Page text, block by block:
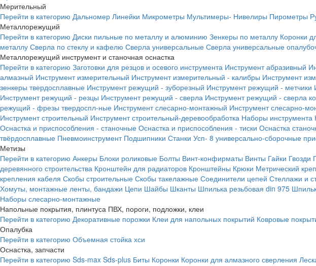
Мерительный
Перейти в категорию Дальномер Линейки Микрометры Мультимеры- Нивелиры Пирометры
Металлорежущий
Перейти в категорию Диски пильные по металлу и алюминию Зенкеры по металлу Коронки
металлу Сверла по стеклу и кафелю Сверла универсальные Сверла универсальные
Металлорежущий инструмент и станочная оснастка
Перейти в категорию Заготовки для резцов и осевого инструмента Инструмент абразивный
алмазный Инструмент измерительный Инструмент измерительный - калибры Инструмент
зенкеры твердосплавные Инструмент режущий - зуборезный Инструмент режущий - метчики
Инструмент режущий - резцы Инструмент режущий - сверла Инструмент режущий - сверла
режущий - фрезы твердоспл-ные Инструмент слесарно-монтажный Инструмент слесарно-
Инструмент строительный Инструмент строительный-деревообработка Наборы инструмента
Оснастка и приспособления - станочные Оснастка и приспособления - тиски Оснастка
твёрдосплавные Пневмоинструмент Подшипники Станки Усп- 8 универсально-сборочные
Метизы
Перейти в категорию Анкеры Блоки роликовые Болты Винт-конфирматы Винты Гайки Гвозди
деревянного строительства Кронштейн для радиаторов Кронштейны Крюки Метрический
крепления кабеля Скобы строительные Скобы такелажные Соединители цепей Стеллажи и
Хомуты, монтажные ленты, бандажи Цепи Шайбы Шканты Шпилька резьбовая din 975
Наборы слесарно-монтажные
Напольные покрытия, плинтуса ПВХ, пороги, подложки, клеи
Перейти в категорию Декоративные порожки Клеи для напольных покрытий Ковровые
Опалубка
Перейти в категорию Объемная стойка хси
Оснастка, запчасти
Перейти в категорию Sds-max Sds-plus Биты Коронки Коронки для алмазного сверления